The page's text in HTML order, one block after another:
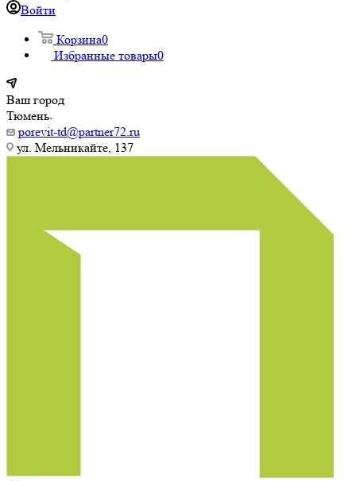
Войти
Корзина0
Избранные товары0
Ваш город
Тюмень
porevit-td@partner72.ru
ул. Мельникайте, 137